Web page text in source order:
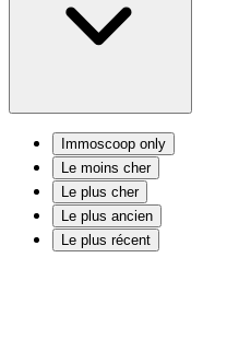
Immoscoop only
Le moins cher
Le plus cher
Le plus ancien
Le plus récent